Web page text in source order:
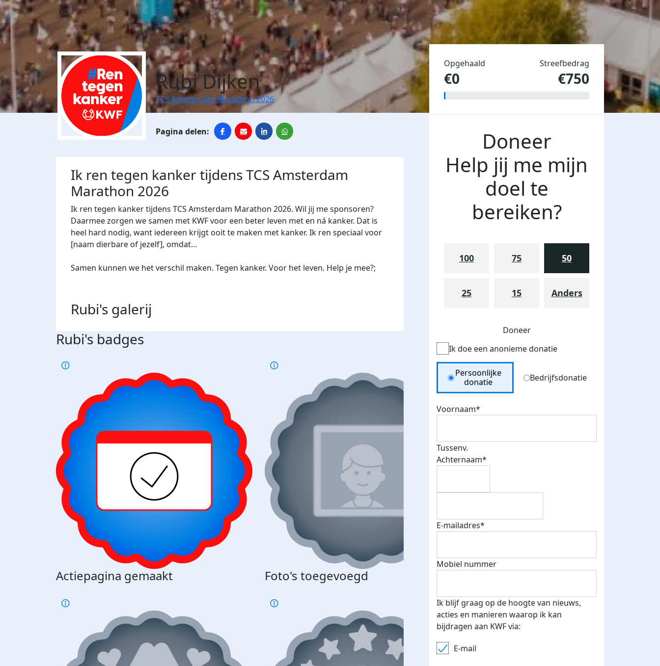
Rubi Dijken
TCS Amsterdam Marathon 2026
Ik ren tegen kanker tijdens TCS Amsterdam
Marathon 2026
Ik ren tegen kanker tijdens TCS Amsterdam Marathon 2026. Wil jij me sponsoren?
Daarmee zorgen we samen met KWF voor een beter leven met en ná kanker. Dat is
heel hard nodig, want iedereen krijgt ooit te maken met kanker. Ik ren speciaal voor
[naam dierbare of jezelf], omdat…
Samen kunnen we het verschil maken. Tegen kanker. Voor het leven. Help je mee?;
Rubi's galerij
Rubi's badges
Actiepagina gemaakt Foto's toegevoegd E-mails verstuurd
€500 euro opgehaald: t-shirt
Opgehaald
€0
Streefbedrag
€750
Doneer
Help jij me mijn
doel te
bereiken?
100 75 50
25 15 Anders
Doneer
Ik doe een anonieme donatie
Donation Type
Persoonlijke
donatie
Bedrijfsdonatie
Voornaam*
Tussenv.
Achternaam*
E-mailadres*
Mobiel nummer
Ik blijf graag op de hoogte van nieuws,
acties en manieren waarop ik kan
bijdragen aan KWF via:
E-mail